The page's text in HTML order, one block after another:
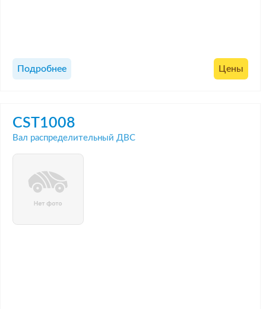
Подробнее Цены
CST1008
Вал распределительный ДВС